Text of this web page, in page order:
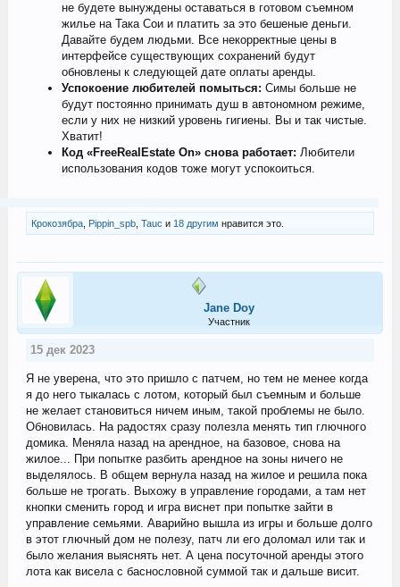
не будете вынуждены оставаться в готовом съемном
жилье на Така Сои и платить за это бешеные деньги.
Давайте будем людьми. Все некорректные цены в
интерфейсе существующих сохранений будут
обновлены к следующей дате оплаты аренды.
Успокоение любителей помыться: Симы больше не
будут постоянно принимать душ в автономном режиме,
если у них не низкий уровень гигиены. Вы и так чистые.
Хватит!
Код «FreeRealEstate On» снова работает: Любители
использования кодов тоже могут успокоиться.
Крокозябра, Pippin_spb, Tauc и 18 другим нравится это.
Jane Doу
Участник
15 дек 2023
Я не уверена, что это пришло с патчем, но тем не менее когда
я до него тыкалась с лотом, который был съемным и больше
не желает становиться ничем иным, такой проблемы не было.
Обновилась. На радостях сразу полезла менять тип глючного
домика. Меняла назад на арендное, на базовое, снова на
жилое... При попытке разбить арендное на зоны ничего не
выделялось. В общем вернула назад на жилое и решила пока
больше не трогать. Выхожу в управление городами, а там нет
кнопки сменить город и игра виснет при попытке зайти в
управление семьями. Аварийно вышла из игры и больше долго
в этот глючный дом не полезу, патч ли его доломал или так и
было желания выяснять нет. А цена посуточной аренды этого
лота как висела с баснословной суммой так и дальше висит.